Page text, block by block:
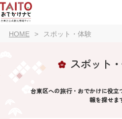
HOME スポット・体験
スポット
台東区への旅行・おでかけに役立
報を探せま